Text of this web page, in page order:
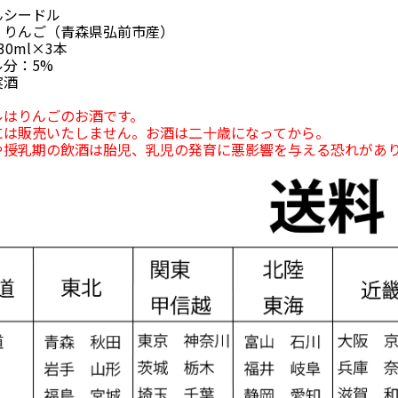
ードル
んご（青森県弘前市産）
本
：5%
りんごのお酒です。
販売いたしません。お酒は二十歳になってから。
乳期の飲酒は胎児、乳児の発育に悪影響を与える恐れがあ